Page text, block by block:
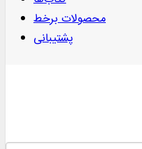
محصولات برخط
پشتیبانی